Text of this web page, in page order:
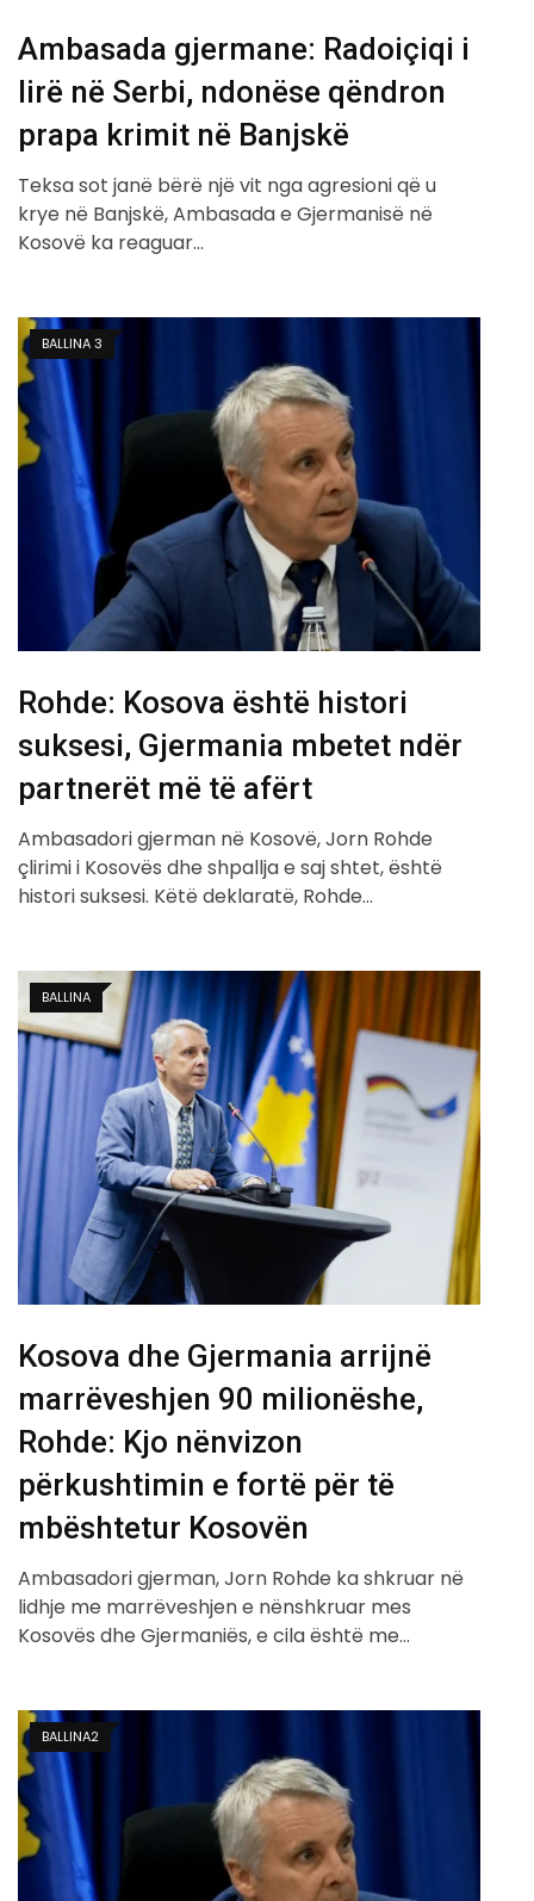
Ambasada gjermane: Radoiçiqi i
lirë në Serbi, ndonëse qëndron
prapa krimit në Banjskë
Teksa sot janë bërë një vit nga agresioni që u
krye në Banjskë, Ambasada e Gjermanisë në
Kosovë ka reaguar…
BALLINA 3
Rohde: Kosova është histori
suksesi, Gjermania mbetet ndër
partnerët më të afërt
Ambasadori gjerman në Kosovë, Jorn Rohde
çlirimi i Kosovës dhe shpallja e saj shtet, është
histori suksesi. Këtë deklaratë, Rohde…
BALLINA
Kosova dhe Gjermania arrijnë
marrëveshjen 90 milionëshe,
Rohde: Kjo nënvizon
përkushtimin e fortë për të
mbështetur Kosovën
Ambasadori gjerman, Jorn Rohde ka shkruar në
lidhje me marrëveshjen e nënshkruar mes
Kosovës dhe Gjermaniës, e cila është me…
BALLINA2